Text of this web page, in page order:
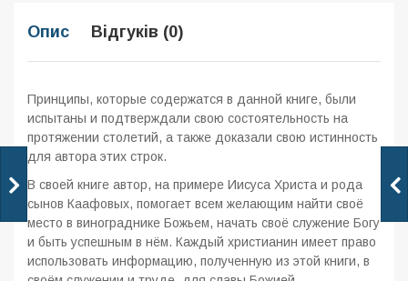
Опис Відгуків (0)
Принципы, которые содержатся в данной книге, были
испытаны и подтверждали свою состоятельность на
протяжении столетий, а также доказали свою истинность
для автора этих строк.
В своей книге автор, на примере Иисуса Христа и рода
сынов Каафовых, помогает всем желающим найти своё
место в винограднике Божьем, начать своё служение Богу
и быть успешным в нём. Каждый христианин имеет право
использовать информацию, полученную из этой книги, в